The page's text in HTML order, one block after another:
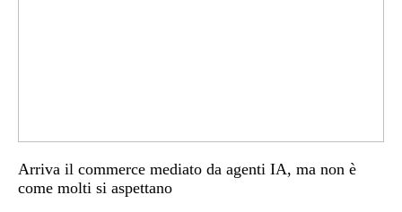
Arriva il commerce mediato da agenti IA, ma non è
come molti si aspettano